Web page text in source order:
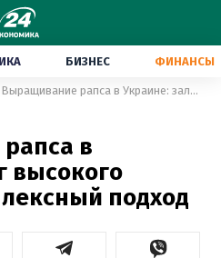
БИЗНЕС ФИНАНСЫ
Выращивание рапса в Украине: залог высокого урожая – комплексный подход
в
высокого
подход